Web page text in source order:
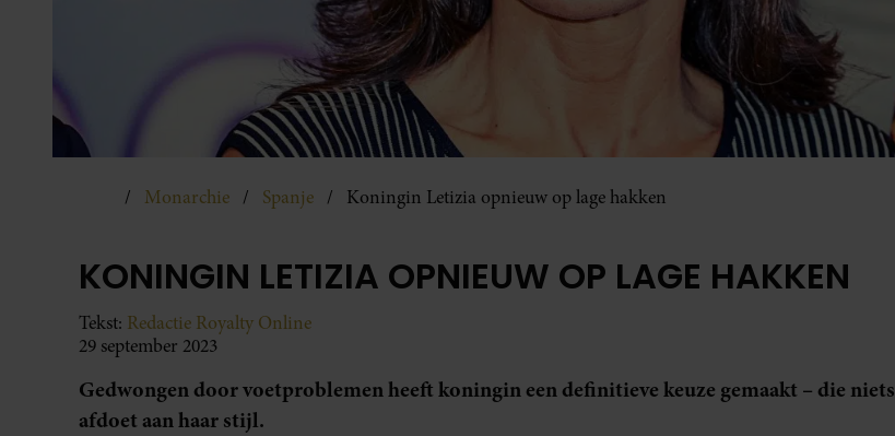
Monarchie Spanje Koningin Letizia opnieuw op lage hakken
KONINGIN LETIZIA OPNIEUW OP LAGE HAKKEN
Tekst: Redactie Royalty Online
29 september 2023
Gedwongen door voetproblemen heeft koningin een definitieve keuze gemaakt – die niets
afdoet aan haar stijl.